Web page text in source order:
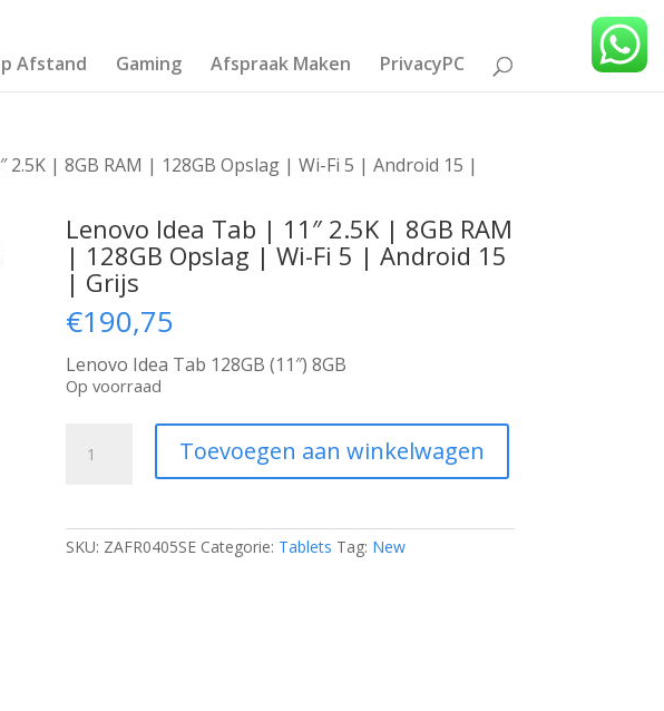
Afstand Gaming Afspraak Maken PrivacyPC
2.5K | 8GB RAM | 128GB Opslag | Wi-Fi 5 | Android 15 |
Lenovo Idea Tab | 11″ 2.5K | 8GB RAM
| 128GB Opslag | Wi-Fi 5 | Android 15
| Grijs
€190,75
Lenovo Idea Tab 128GB (11″) 8GB
Op voorraad
Idea
2.5K
|
Toevoegen aan winkelwagen
SKU: ZAFR0405SE Categorie: Tablets Tag: New